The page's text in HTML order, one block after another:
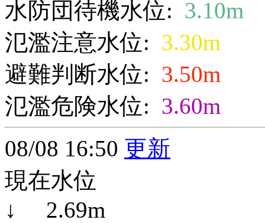
水防団待機水位: 3.10m
氾濫注意水位: 3.30m
避難判断水位: 3.50m
氾濫危険水位: 3.60m
08/08 16:50 更新
現在水位
↓ 2.69m